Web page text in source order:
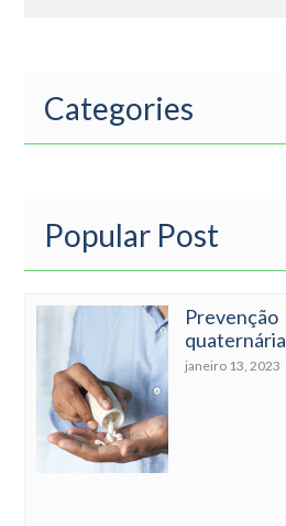
Categories
Popular Post
Prevenção
quaternária
janeiro 13, 2023